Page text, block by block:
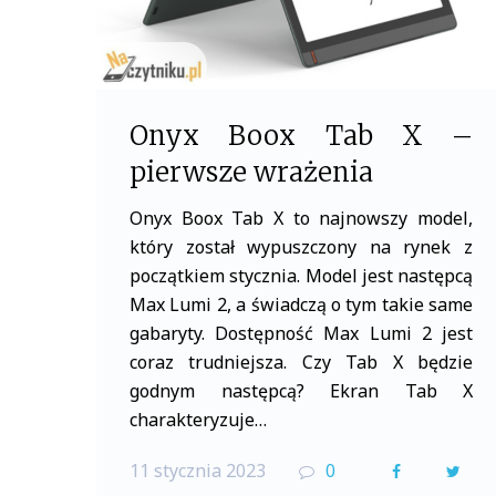
Onyx Boox Tab X –
pierwsze wrażenia
Onyx Boox Tab X to najnowszy model,
który został wypuszczony na rynek z
początkiem stycznia. Model jest następcą
Max Lumi 2, a świadczą o tym takie same
gabaryty. Dostępność Max Lumi 2 jest
coraz trudniejsza. Czy Tab X będzie
godnym następcą? Ekran Tab X
charakteryzuje…
11 stycznia 2023 0
F